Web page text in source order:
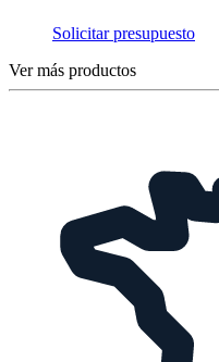
Solicitar presupuesto
Ver más productos